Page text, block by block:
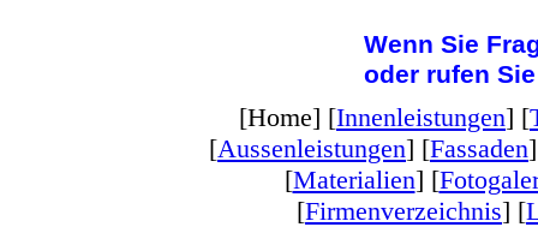
Wenn Sie
oder rufen
[Home] [Innenleistungen] [
[Aussenleistungen] [Fassaden
[Materialien] [
[Firmenverzeichnis] [